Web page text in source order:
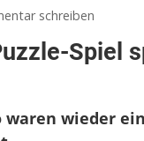
schreiben
Blocks:
Spiel
spricht
Spiel
waren wieder